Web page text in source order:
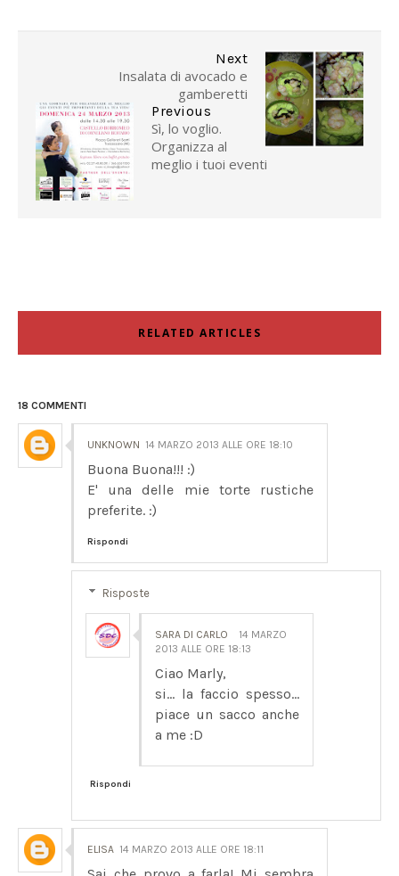
Next
Insalata di avocado e
gamberetti
Previous
Sì, lo voglio.
Organizza al
meglio i tuoi eventi
RELATED ARTICLES
18 COMMENTI
UNKNOWN 14 MARZO 2013 ALLE ORE 18:10
Buona Buona!!! :)
E' una delle mie torte rustiche
preferite. :)
Rispondi
Risposte
SARA DI CARLO
14 MARZO
2013 ALLE ORE 18:13
Ciao Marly,
si... la faccio spesso...
piace un sacco anche
a me :D
Rispondi
ELISA 14 MARZO 2013 ALLE ORE 18:11